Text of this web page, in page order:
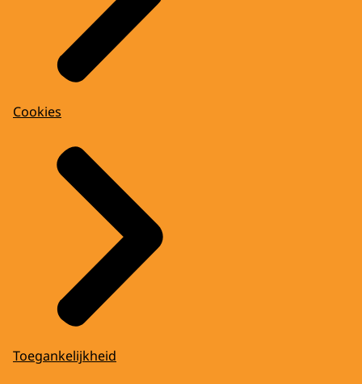
Cookies
Toegankelijkheid